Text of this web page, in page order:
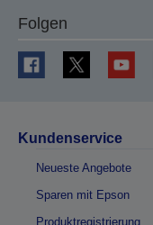
Folgen
Kundenservice
Neueste Angebote
Sparen mit Epson
Produktregistrierung